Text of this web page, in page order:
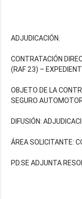
ADJUDICACIÓN.
CONTRATACIÓN
(RAF 23) –
OBJETO DE LA
SEGURO
DIFUSIÓN:
ÁREA SOLICITANTE:
PD.SE ADJUNTA